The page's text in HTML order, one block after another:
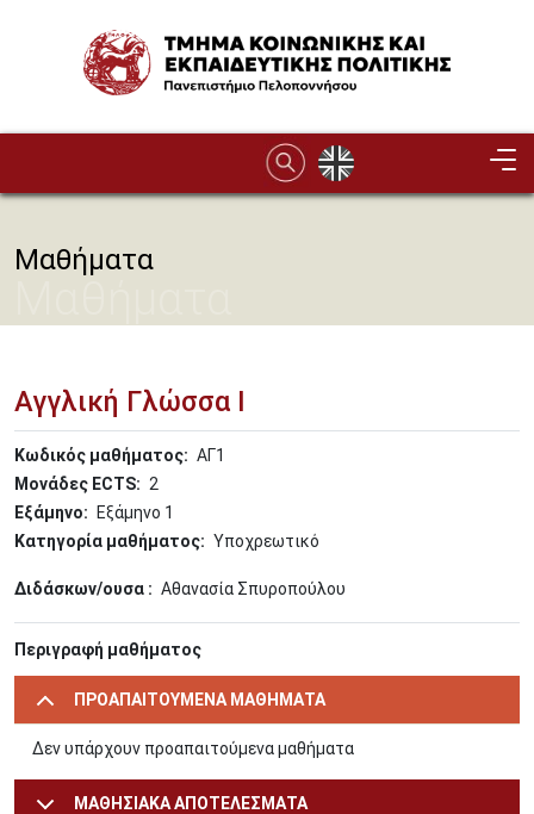
Image
Μαθήματα
Αγγλική Γλώσσα Ι
Κωδικός μαθήματος
ΑΓ1
Μονάδες ECTS
2
Εξάμηνο
Εξάμηνο 1
Κατηγορία μαθήματος
Υποχρεωτικό
Διδάσκων/ουσα Αθανασία Σπυροπούλου
Περιγραφή μαθήματος
ΠΡΟΑΠΑΙΤΟΥΜΕΝΑ ΜΑΘΗΜΑΤΑ
Δεν υπάρχουν προαπαιτούμενα μαθήματα
ΜΑΘΗΣΙΑΚΑ ΑΠΟΤΕΛΕΣΜΑΤΑ